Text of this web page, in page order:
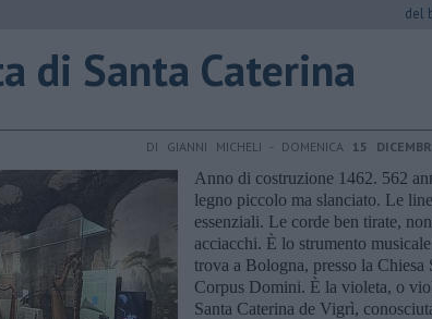
del
di Santa Caterina
DI GIANNI MICHELI - DOMENICA 15
Anno di costruzione 1462. 562
legno piccolo ma slanciato. Le
essenziali. Le corde ben tirate,
acciacchi. È lo strumento
trova a Bologna, presso la Chiesa
Corpus Domini. È la violeta, o
Santa Caterina de Vigrì,